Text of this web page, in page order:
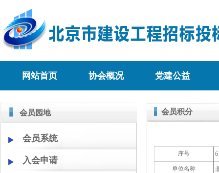
网站首页 协会概况 党建公益
会员园地
会员系统
入会申请
会员积分
序号 6
单位名称